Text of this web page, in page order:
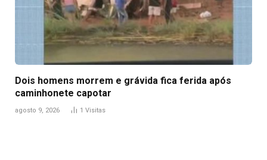
Dois homens morrem e grávida fica ferida após
caminhonete capotar
agosto 9, 2026 1 Visitas